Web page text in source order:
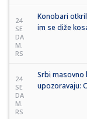
24
SE
DA
M.
RS
Konobari
im se diže
24
SE
DA
M.
RS
Srbi masovno
upozoravaju: